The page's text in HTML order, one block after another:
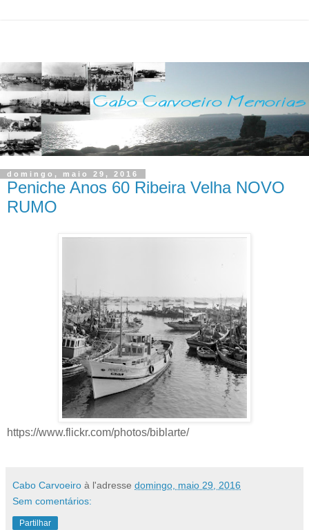
domingo, maio 29, 2016
Peniche Anos 60 Ribeira Velha NOVO
RUMO
https://www.flickr.com/photos/biblarte/
Cabo Carvoeiro à l'adresse domingo, maio 29, 2016
Sem comentários:
Partilhar